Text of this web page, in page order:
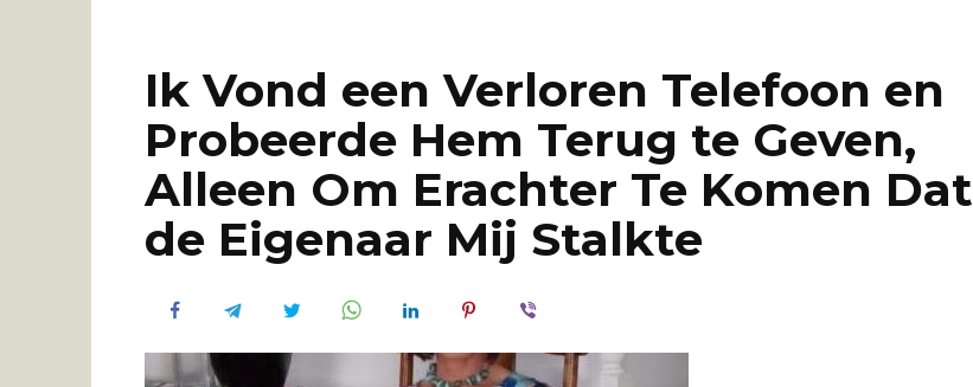
Ik Vond een Verloren Telefoon en
Probeerde Hem Terug te Geven,
Alleen Om Erachter Te Komen Dat
de Eigenaar Mij Stalkte